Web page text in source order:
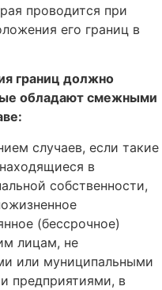
проводится при
его границ в
границ должно
обладают смежными
случаев, если такие
в
собственности,
(бессрочное)
лицам, не
или муниципальными
предприятиями, в